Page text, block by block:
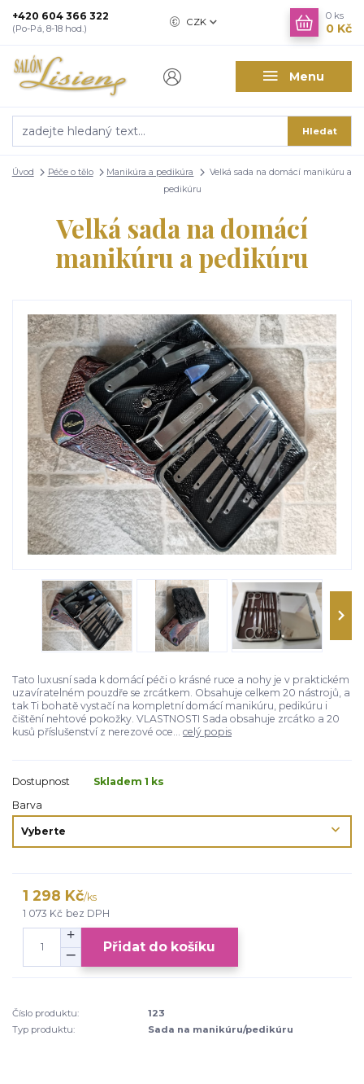
Menu
CZK
Hledat
+420 604 366 322
(Po-Pá, 8-18 hod.)
0 ks
0 Kč
Úvod Péče o tělo Manikúra a pedikúra
Velká sada na domácí manikúru a
pedikúru
Velká sada na domácí
manikúru a pedikúru
Tato luxusní sada k domácí péči o krásné ruce a nohy je v praktickém
uzavíratelném pouzdře se zrcátkem. Obsahuje celkem 20 nástrojů, a
tak Ti bohatě vystačí na kompletní domácí manikúru, pedikúru i
čištění nehtové pokožky. VLASTNOSTI Sada obsahuje zrcátko a 20
kusů příslušenství z nerezové oce... celý popis
Dostupnost
Skladem 1 ks
Barva
1 298 Kč/ks
1 073 Kč bez DPH
Přidat do košíku
Číslo produktu:
123
Typ produktu:
Sada na manikúru/pedikúru